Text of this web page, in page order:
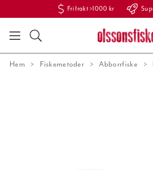
Fri frakt >1000 kr
Hem Fiskemetoder Abborrfiske